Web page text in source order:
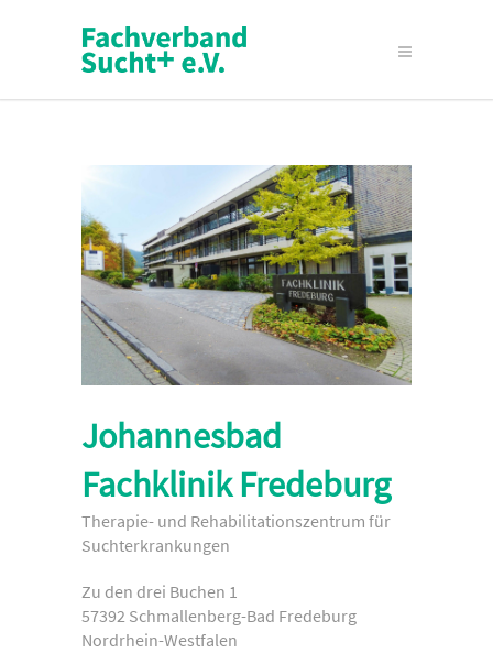
Johannesbad
Fachklinik Fredeburg
Therapie- und Rehabilitationszentrum für
Suchterkrankungen
Zu den drei Buchen 1
57392 Schmallenberg-Bad Fredeburg
Nordrhein-Westfalen